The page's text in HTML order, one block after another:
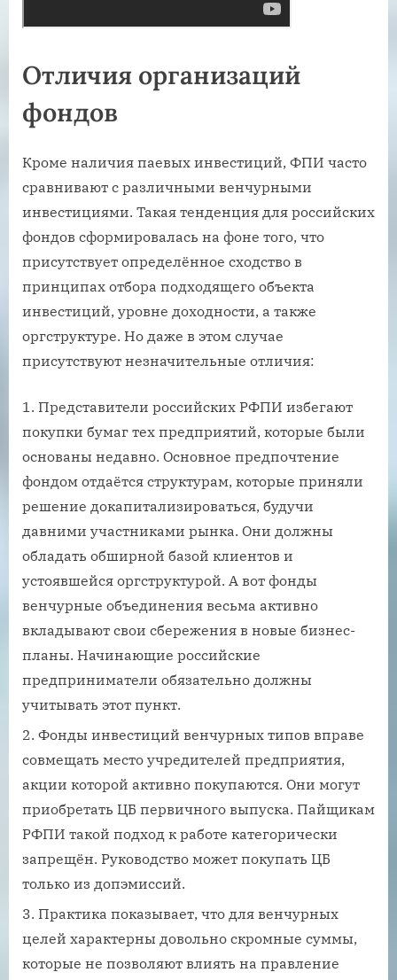
Отличия организаций
фондов
Кроме наличия паевых инвестиций, ФПИ часто
сравнивают с различными венчурными
инвестициями. Такая тенденция для российских
фондов сформировалась на фоне того, что
присутствует определённое сходство в
принципах отбора подходящего объекта
инвестиций, уровне доходности, а также
оргструктуре. Но даже в этом случае
присутствуют незначительные отличия:
Представители российских РФПИ избегают
покупки бумаг тех предприятий, которые были
основаны недавно. Основное предпочтение
фондом отдаётся структурам, которые приняли
решение докапитализироваться, будучи
давними участниками рынка. Они должны
обладать обширной базой клиентов и
устоявшейся оргструктурой. А вот фонды
венчурные объединения весьма активно
вкладывают свои сбережения в новые бизнес-
планы. Начинающие российские
предприниматели обязательно должны
учитывать этот пункт.
Фонды инвестиций венчурных типов вправе
совмещать место учредителей предприятия,
акции которой активно покупаются. Они могут
приобретать ЦБ первичного выпуска. Пайщикам
РФПИ такой подход к работе категорически
запрещён. Руководство может покупать ЦБ
только из допэмиссий.
Практика показывает, что для венчурных
целей характерны довольно скромные суммы,
которые не позволяют влиять на правление